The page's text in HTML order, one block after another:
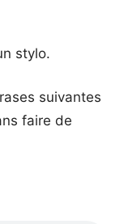
stylo.
suivantes
faire de